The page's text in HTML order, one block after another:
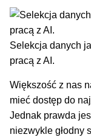
Selekcja danych
pracą z AI.
Większość z nas
mieć dostęp do
Jednak prawda
niezwykle głodny